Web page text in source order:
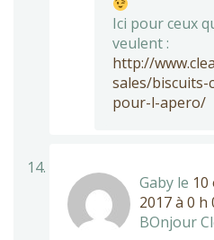
Ici pour ceux
veulent :
http://
sales/biscuits-
pour-l-apero/
Gaby le
2017 à 0 h
BOnjour